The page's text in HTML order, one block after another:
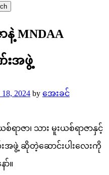
MNDAA
းအဖွဲ့
18, 2024 by အေးခင်
ာဇာ၊ သား မူးယစ်ရာဇာနှင့်
အဖွဲ့ ဆိုတဲ့ဆောင်းပါးလေးကို
ာ်။